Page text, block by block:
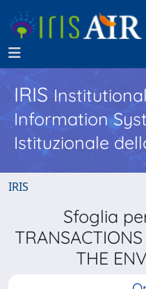
IRIS
Information
Istituzionale
IRIS
Sfoglia
THE